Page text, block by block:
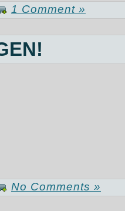
1 Comment »
No Comments »